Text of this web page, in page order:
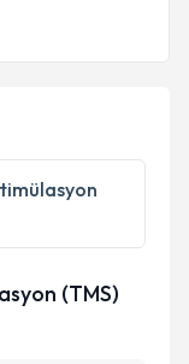
belirtilen
(TMS)